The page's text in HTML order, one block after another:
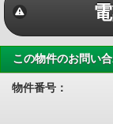
この物件のお問い
物件番号：